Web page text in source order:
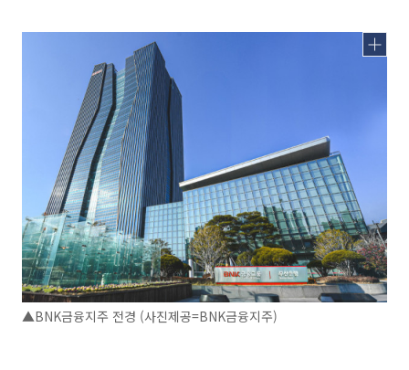
▲BNK금융지주 전경 (사진제공=BNK금융지주)